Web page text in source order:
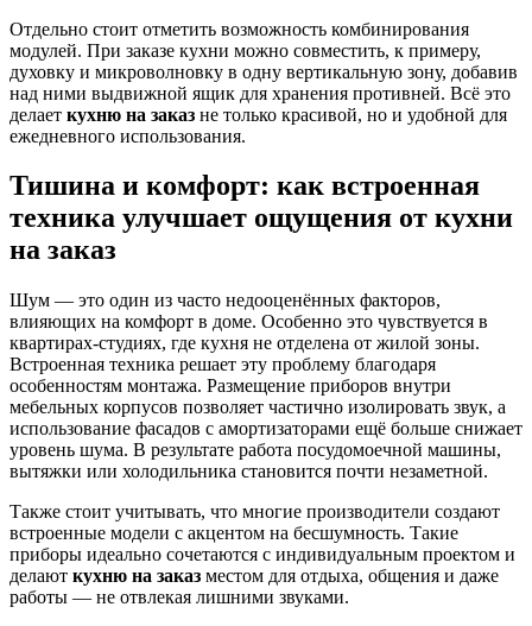
Отдельно стоит отметить возможность комбинирования
модулей. При заказе кухни можно совместить, к примеру,
духовку и микроволновку в одну вертикальную зону, добавив
над ними выдвижной ящик для хранения противней. Всё это
делает кухню на заказ не только красивой, но и удобной для
ежедневного использования.
Тишина и комфорт: как встроенная
техника улучшает ощущения от кухни
на заказ
Шум — это один из часто недооценённых факторов,
влияющих на комфорт в доме. Особенно это чувствуется в
квартирах-студиях, где кухня не отделена от жилой зоны.
Встроенная техника решает эту проблему благодаря
особенностям монтажа. Размещение приборов внутри
мебельных корпусов позволяет частично изолировать звук, а
использование фасадов с амортизаторами ещё больше снижает
уровень шума. В результате работа посудомоечной машины,
вытяжки или холодильника становится почти незаметной.
Также стоит учитывать, что многие производители создают
встроенные модели с акцентом на бесшумность. Такие
приборы идеально сочетаются с индивидуальным проектом и
делают кухню на заказ местом для отдыха, общения и даже
работы — не отвлекая лишними звуками.